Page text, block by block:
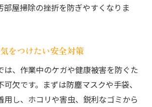
部屋掃除の挫折を防ぎやすくなりま
をつけたい安全対策
は、作業中のケガや健康被害を防ぐた
欠です。まずは防塵マスクや手袋、
用し、ホコリや害虫、鋭利なゴミから